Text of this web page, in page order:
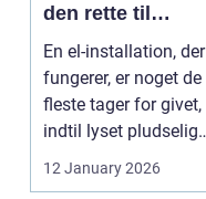
den rette til
opgaven
En el-installation, der
fungerer, er noget de
fleste tager for givet,
indtil lyset pludselig
går, el...
12 January 2026